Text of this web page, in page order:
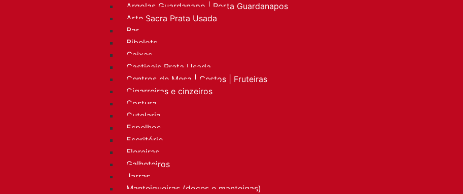
Argolas Guardanapo | Porta Guardanapos
Arte Sacra Prata Usada
Bar
Bibelots
Caixas
Castiçais Prata Usada
Centros de Mesa | Cestos | Fruteiras
Cigarreiras e cinzeiros
Costura
Cutelaria
Espelhos
Escritório
Floreiras
Galheteiros
Jarras
Manteigueiras (doces e manteigas)